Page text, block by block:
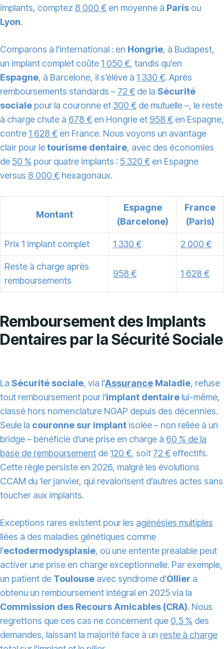
implants, comptez 8 000 € en moyenne à Paris ou
Lyon.
Comparons à l’international : en Hongrie, à Budapest,
un implant complet coûte1 050 €, tandis qu’en
Espagne, à Barcelone, il s’élève à 1 330 €. Après
remboursements standards – 72 € de la Sécurité
sociale pour la couronne et300 € de mutuelle –, le reste
à charge chute à 678 € en Hongrie et 958 € en Espagne,
contre1 628 € en France. Nous voyons un avantage
clair pour letourisme dentaire, avec des économies
de 50 % pour quatre implants : 5 320 € en Espagne
versus 8 000 € hexagonaux.
Montant
Espagne
(Barcelone)
France
(Paris)
Prix 1 implant complet 1 330 € 2 000 €
Reste à charge après
remboursements
958 € 1 628 €
Remboursement des Implants
Dentaires par la Sécurité Sociale
La Sécurité sociale, via l’Assurance Maladie, refuse
tout remboursement pour l’implant dentaire lui-même,
classé hors nomenclature NGAP depuis des décennies.
Seule la couronne sur implant isolée – non reliée à un
bridge – bénéficie d’une prise en charge à 60 % de la
base de remboursement de120 €, soit 72 € effectifs.
Cette règle persiste en 2026, malgré les évolutions
CCAM du 1er janvier, qui revalorisent d’autres actes sans
toucher aux implants.
Exceptions rares existent pour les agénésies multiples
liées à des maladies génétiques comme
l’ectodermodysplasie, où une entente préalable peut
activer une prise en charge exceptionnelle. Par exemple,
un patient de Toulouse avec syndrome d’Ollier a
obtenu un remboursement intégral en 2025 via la
Commission des Recours Amicables (CRA). Nous
regrettons que ces cas ne concernent que 0,5 % des
demandes, laissant la majorité face à un reste à charge